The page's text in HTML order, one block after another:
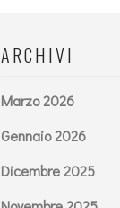
ARCHIVI
Marzo 2026
Gennaio 2026
Dicembre 2025